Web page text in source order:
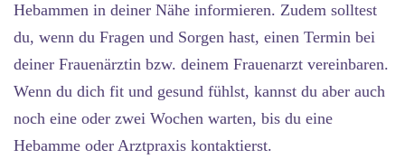
Hebammen in deiner Nähe informieren. Zudem solltest
du, wenn du Fragen und Sorgen hast, einen Termin bei
deiner Frauenärztin bzw. deinem Frauenarzt vereinbaren.
Wenn du dich fit und gesund fühlst, kannst du aber auch
noch eine oder zwei Wochen warten, bis du eine
Hebamme oder Arztpraxis kontaktierst.